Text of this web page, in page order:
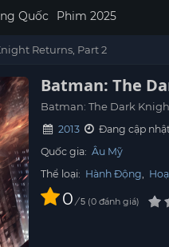
Quốc Phim 2025
Returns, Part 2
Batman: The
Batman: The Dark
2013
Đang cập
Quốc gia: Âu Mỹ
Thể loại: Hành Động,
0 / 5 0 đánh giá